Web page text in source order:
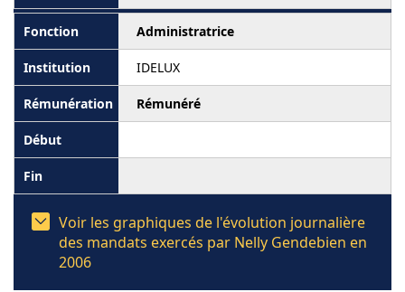
Administratrice
IDELUX
Rémunéré
Voir les graphiques de l'évolution journalière
des mandats exercés par Nelly Gendebien en
2006